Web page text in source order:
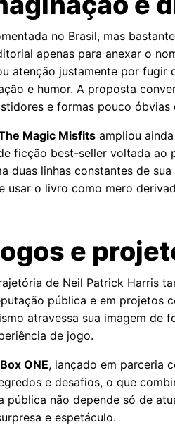
no Brasil, mas
apenas para anexar o
atenção justamente por
e humor. A proposta
e formas pouco óbvias
Magic Misfits ampliou
ficção best-seller voltada
duas linhas constantes de
usar o livro como mero
e
de Neil Patrick Harris
pública e em projetos
atravessa sua imagem de
de jogo.
Box ONE, lançado em parceria
e desafios, o que
pública não depende só de
e espetáculo.